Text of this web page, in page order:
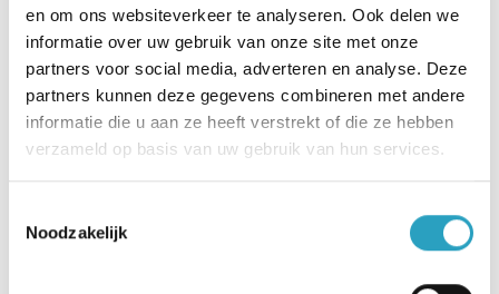
en om ons websiteverkeer te analyseren. Ook delen we
informatie over uw gebruik van onze site met onze
partners voor social media, adverteren en analyse. Deze
partners kunnen deze gegevens combineren met andere
informatie die u aan ze heeft verstrekt of die ze hebben
verzameld op basis van uw gebruik van hun services.
Noodzakelijk